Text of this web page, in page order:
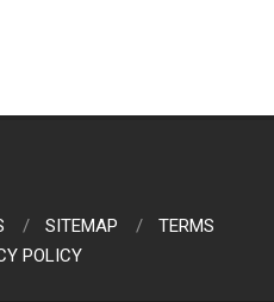
SITEMAP
TERMS
POLICY